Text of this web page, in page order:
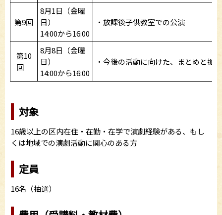
第9回
8月1日（金曜
日）
14:00から16:00
・放課後子供教室での公演
第10
回
8月8日（金曜
日）
14:00から16:00
・今後の活動に向けた、まとめと振
対象
16歳以上の区内在住・在勤・在学で演劇経験がある、もし
くは地域での演劇活動に関心のある方
定員
16名（抽選）